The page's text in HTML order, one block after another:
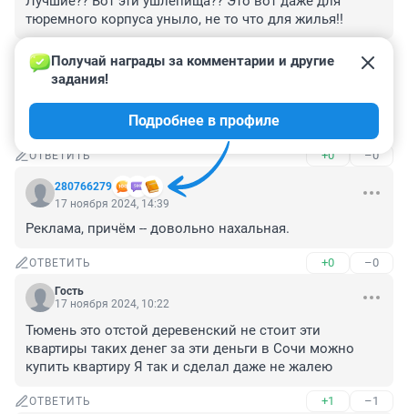
тюремного корпуса уныло, не то что для жилья!!
ОТВЕТИТЬ –0
Гость
Свой дом лучше всего
ОТВЕТИТЬ +0 –0
280766279
Получай награды за комментарии и другие
задания!
Подробнее в профиле
17 ноября 2024, 14:39
Реклама, причём -- довольно нахальная.
ОТВЕТИТЬ +0 –0
Гость
17 ноября 2024, 10:22
Тюмень это отстой деревенский не стоит эти
квартиры таких денег за эти деньги в Сочи можно
купить квартиру Я так и сделал даже не жалею
ОТВЕТИТЬ +1 –1